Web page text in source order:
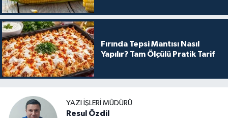
Fırında Tepsi Mantısı Nasıl
Yapılır? Tam Ölçülü Pratik Tarif
YAZI İŞLERI MÜDÜRÜ
Resul Özdil